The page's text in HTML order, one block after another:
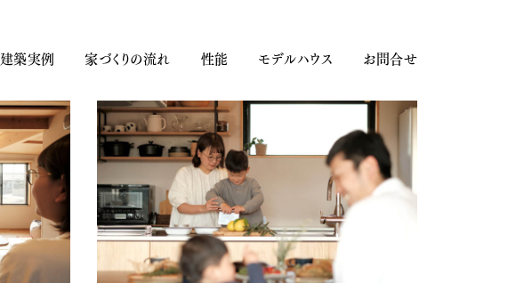
建築実例 家づくりの流れ 性能 モデルハウス お問合せ